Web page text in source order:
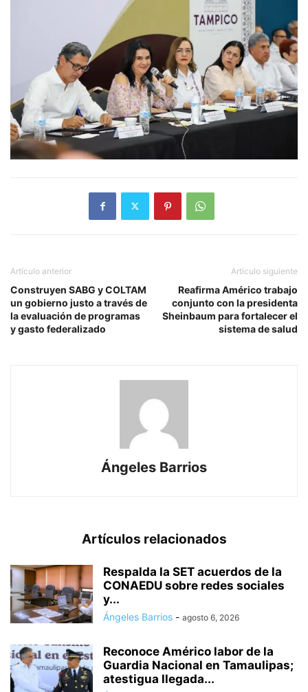
Artículo anterior
Construyen SABG y COLTAM
un gobierno justo a través de
la evaluación de programas
y gasto federalizado
Artículo siguiente
Reafirma Américo trabajo
conjunto con la presidenta
Sheinbaum para fortalecer el
sistema de salud
Ángeles Barrios
Artículos relacionados
Respalda la SET acuerdos de la
CONAEDU sobre redes sociales
y...
Ángeles Barrios - agosto 6, 2026
Reconoce Américo labor de la
Guardia Nacional en Tamaulipas;
atestigua llegada...